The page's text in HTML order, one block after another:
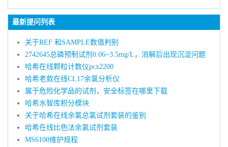
最新提问列表
关于REF 和SAMPLE数值判别
2742645总磷预制试剂0.06~3.5mg/L，消解后出现沉淀问题
哈希在线颗粒计数仪pcx2200
哈希老款在线CL17余氯分析仪
属于危险化学品的试剂，安全标签在哪里下载
哈希水智库积分模块
关于哈希在线余氯总氯试剂套装的鉴别
哈希在线比色法余氯试剂套装
MS6100维护规程